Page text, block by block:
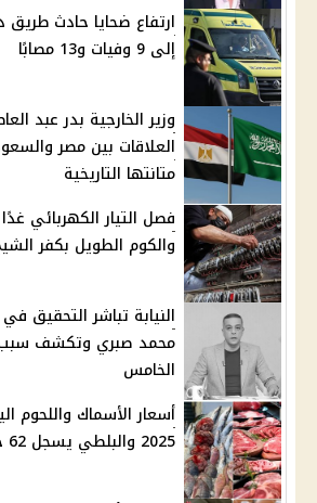
ارتفاع ضحايا حادث طريق
إلى 9 وفيات و13 مصابًا
وزير الخارجية بدر عبد
العلاقات بين مصر
متانتها التاريخية
فصل التيار الكهربائي
والكوم الطويل بكفر
النيابة تباشر التحقيق
محمد صبري وتكشف سبب
الخامس
2025 والبلطي يسجل 62 جنيهًا